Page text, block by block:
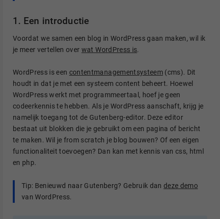
1. Een introductie
Voordat we samen een blog in WordPress gaan maken, wil ik
je meer vertellen over wat WordPress is.
WordPress is een contentmanagementsysteem(cms). Dit
houdt in dat je met een systeem content beheert. Hoewel
WordPress werkt met programmeertaal, hoef je geen
codeerkennis te hebben. Als je WordPress aanschaft, krijg je
namelijk toegang tot de Gutenberg-editor. Deze editor
bestaat uit blokken die je gebruikt om een pagina of bericht
te maken. Wil je from scratch je blog bouwen? Of een eigen
functionaliteit toevoegen? Dan kan met kennis van css, html
en php.
Tip: Benieuwd naar Gutenberg? Gebruik dan deze demo
van WordPress.